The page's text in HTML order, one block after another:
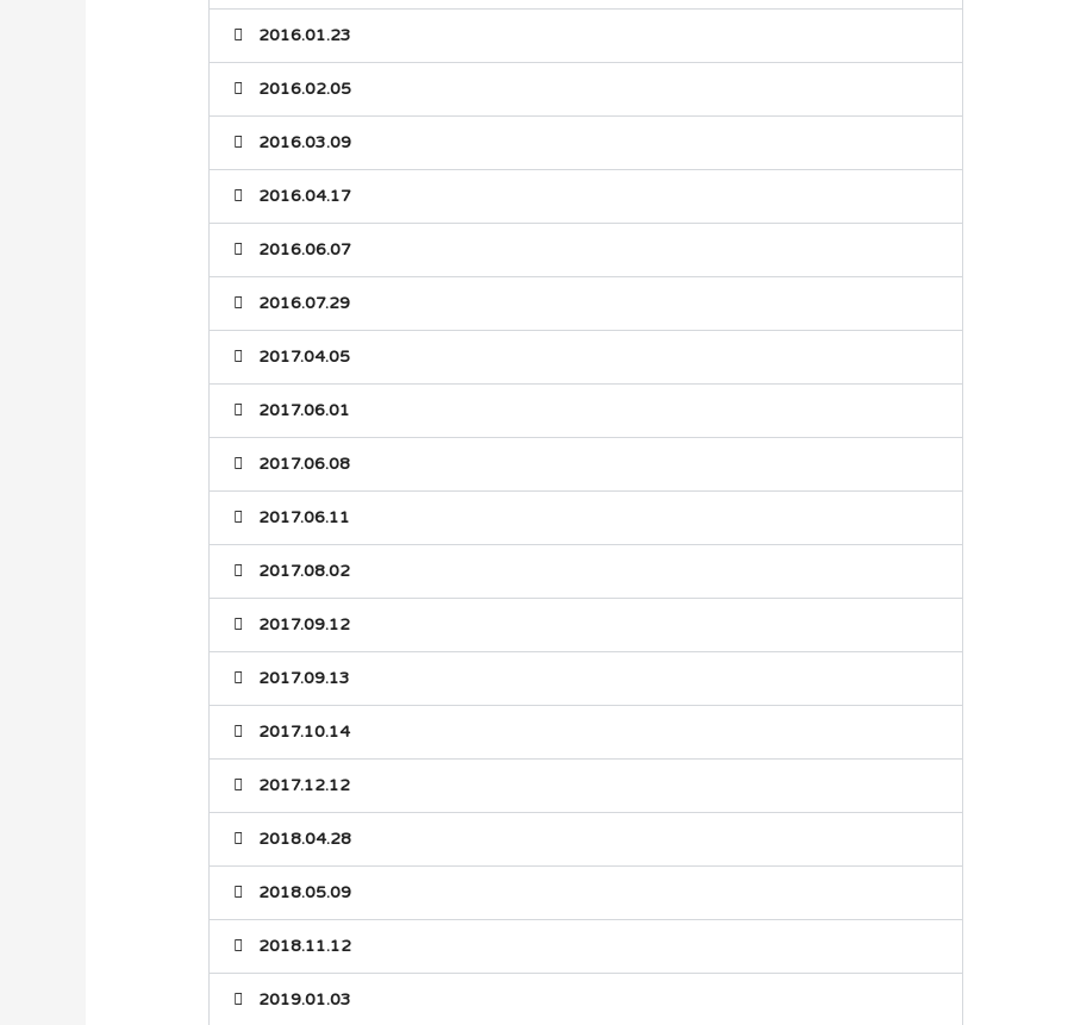
2016.01.23
2016.02.05
2016.03.09
2016.04.17
2016.06.07
2016.07.29
2017.04.05
2017.06.01
2017.06.08
2017.06.11
2017.08.02
2017.09.12
2017.09.13
2017.10.14
2017.12.12
2018.04.28
2018.05.09
2018.11.12
2019.01.03